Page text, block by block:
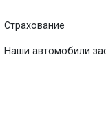
Страхование
Наши автомобили